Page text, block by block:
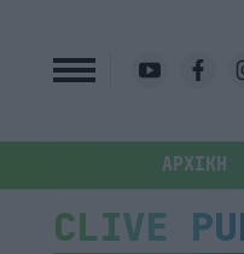
ΑΡΧΙΚΗ
CLIVE